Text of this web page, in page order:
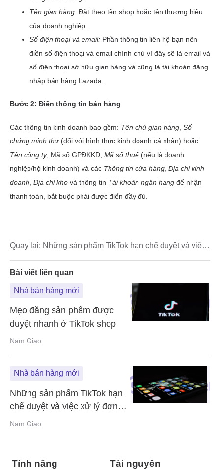
Quay lại: Những sản phẩm TikTok hạn chế duyệt và việc
Bài viết liên quan
Nhà bán hàng mới
Mẹo đăng sản phẩm được
duyệt nhanh ở TikTok shop
Nam Giao
Nhà bán hàng mới
Những sản phẩm TikTok hạn
chế duyệt và việc xử lý đơn
hàng trên TikTok shop
Nam Giao
Tính năng Tài nguyên